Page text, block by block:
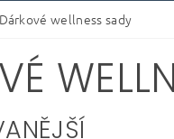
Dárkové wellness sady